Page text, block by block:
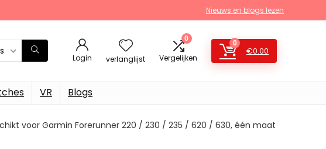
Nieuws en blogs lezen
Login verlanglijst
0
Vergelijken
0
€0.00
VR Blogs
voor Garmin Forerunner 220 / 230 / 235 / 620 / 630, één maat